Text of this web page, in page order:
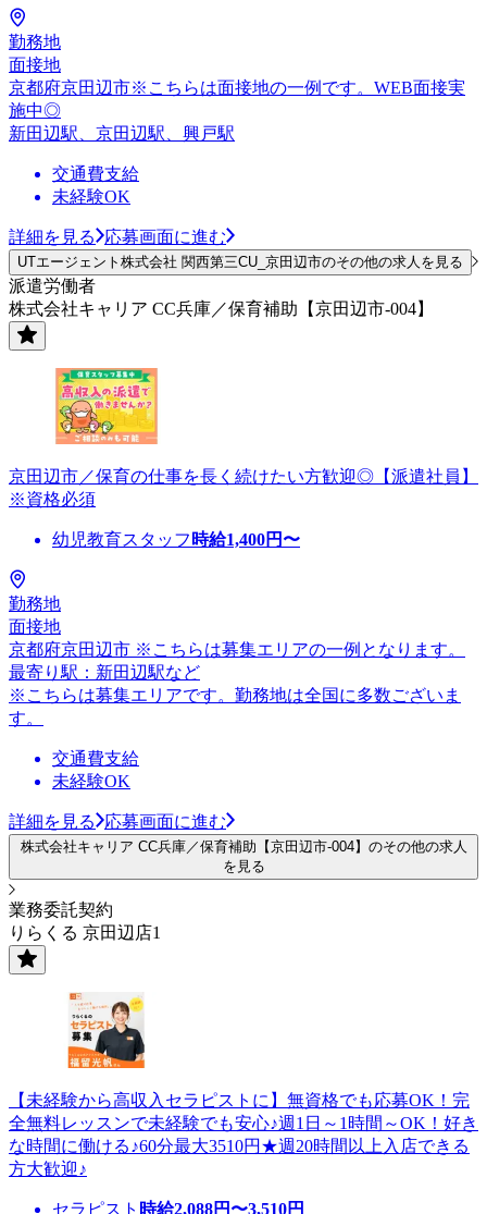
勤務地
面接地
京都府京田辺市※こちらは面接地の一例です。WEB面接実
施中◎
新田辺駅、京田辺駅、興戸駅
交通費支給
未経験OK
詳細を見る 応募画面に進む
UTエージェント株式会社 関西第三CU_京田辺市のその他の求人を見る
派遣労働者
株式会社キャリア CC兵庫／保育補助【京田辺市-004】
京田辺市／保育の仕事を長く続けたい方歓迎◎【派遣社員】
※資格必須
幼児教育スタッフ 時給1,400円〜
勤務地
面接地
京都府京田辺市 ※こちらは募集エリアの一例となります。
最寄り駅：新田辺駅など
※こちらは募集エリアです。勤務地は全国に多数ございま
す。
交通費支給
未経験OK
詳細を見る 応募画面に進む
株式会社キャリア CC兵庫／保育補助【京田辺市-004】のその他の求人
を見る
業務委託契約
りらくる 京田辺店1
【未経験から高収入セラピストに】無資格でも応募OK！完
全無料レッスンで未経験でも安心♪週1日～1時間～OK！好き
な時間に働ける♪60分最大3510円★週20時間以上入店できる
方大歓迎♪
セラピスト 時給2,088円〜3,510円